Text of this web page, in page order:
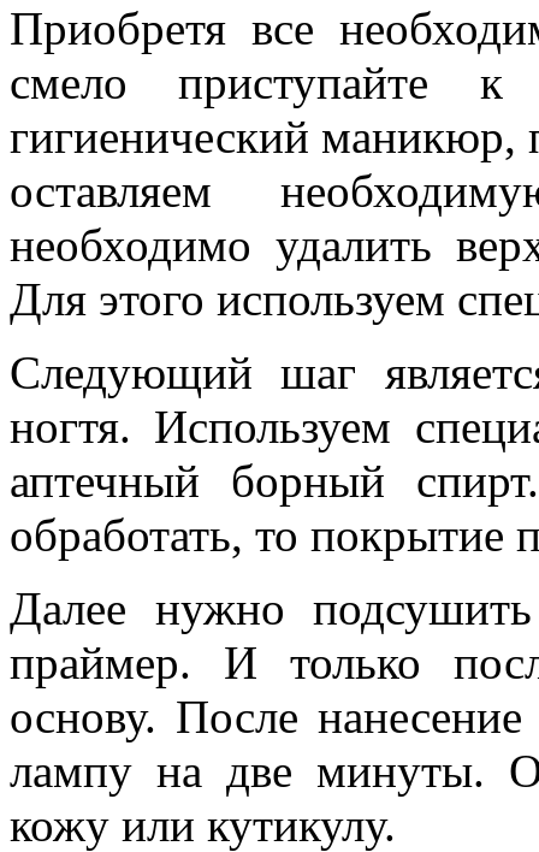
Приобретя все
смело приступайте
гигиенический маникюр,
оставляем
необходимо удалить
Для этого используем
Следующий шаг
ногтя. Используем
аптечный борный
обработать, то покрытие
Далее нужно
праймер. И только
основу. После
лампу на две минуты.
кожу или кутикулу.